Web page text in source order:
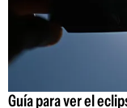
Guía para ver el